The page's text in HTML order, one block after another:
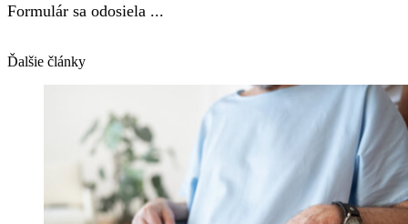
Formulár sa odosiela ...
Ďalšie články